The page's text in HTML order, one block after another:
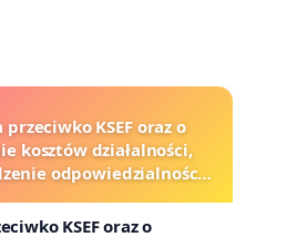
przeciwko KSEF oraz o
kosztów działalności,
odpowiedzialności
sędziów
KSEF oraz o